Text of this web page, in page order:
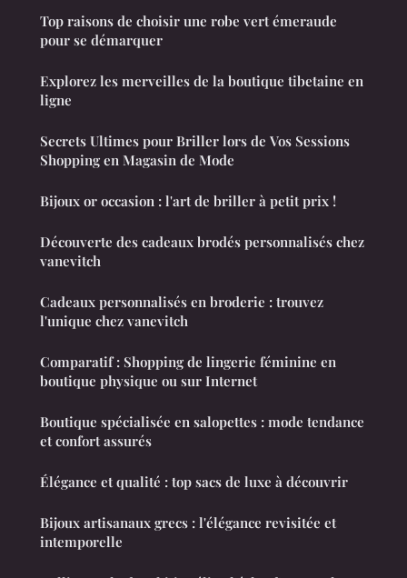
Top raisons de choisir une robe vert émeraude
pour se démarquer
Explorez les merveilles de la boutique tibetaine en
ligne
Secrets Ultimes pour Briller lors de Vos Sessions
Shopping en Magasin de Mode
Bijoux or occasion : l'art de briller à petit prix !
Découverte des cadeaux brodés personnalisés chez
vanevitch
Cadeaux personnalisés en broderie : trouvez
l'unique chez vanevitch
Comparatif : Shopping de lingerie féminine en
boutique physique ou sur Internet
Boutique spécialisée en salopettes : mode tendance
et confort assurés
Élégance et qualité : top sacs de luxe à découvrir
Bijoux artisanaux grecs : l'élégance revisitée et
intemporelle